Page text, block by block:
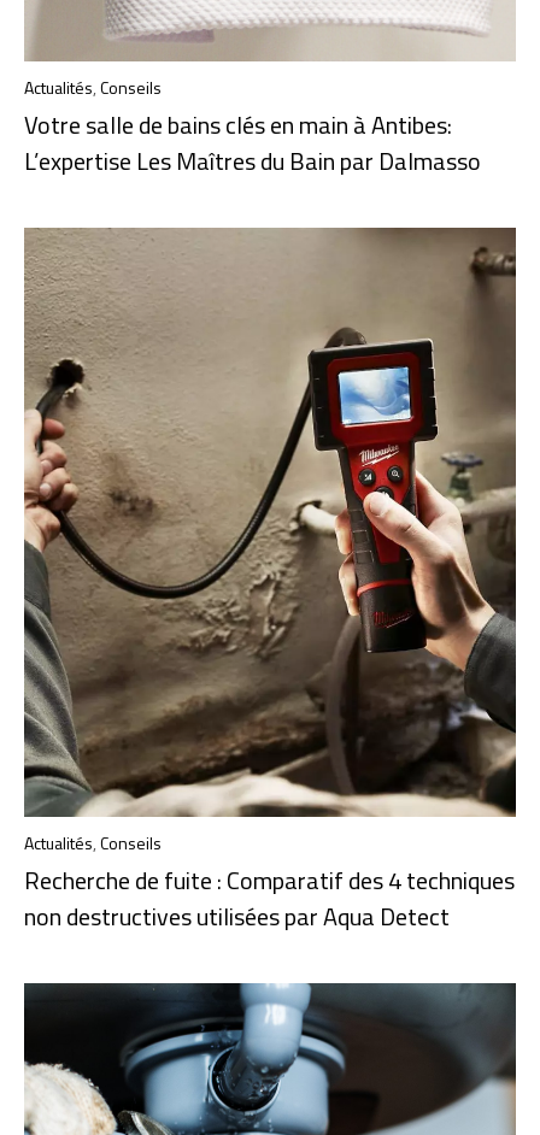
Actualités,Conseils
Votre salle de bains clés en main à Antibes:
L’expertise Les Maîtres du Bain par Dalmasso
Actualités,Conseils
Recherche de fuite : Comparatif des 4 techniques
non destructives utilisées par Aqua Detect